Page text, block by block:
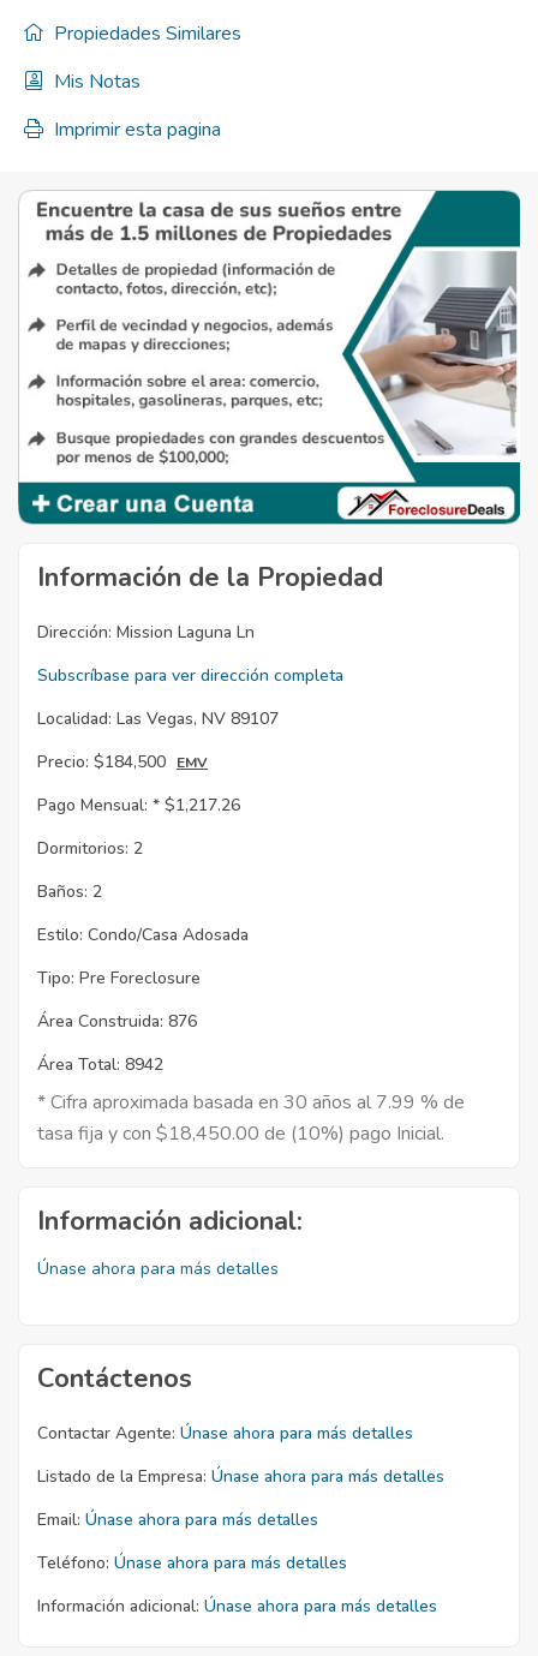
Propiedades Similares
Mis Notas
Imprimir esta pagina
Información de la Propiedad
Dirección: Mission Laguna Ln
Subscríbase para ver dirección completa
Localidad: Las Vegas, NV 89107
Precio: $184,500 EMV
Pago Mensual: * $1,217.26
Dormitorios: 2
Baños: 2
Estilo: Condo/Casa Adosada
Tipo: Pre Foreclosure
Área Construida: 876
Área Total: 8942
* Cifra aproximada basada en 30 años al 7.99 % de
tasa fija y con $18,450.00 de (10%) pago Inicial.
Información adicional:
Únase ahora para más detalles
Contáctenos
Contactar Agente: Únase ahora para más detalles
Listado de la Empresa: Únase ahora para más detalles
Email: Únase ahora para más detalles
Teléfono: Únase ahora para más detalles
Información adicional: Únase ahora para más detalles